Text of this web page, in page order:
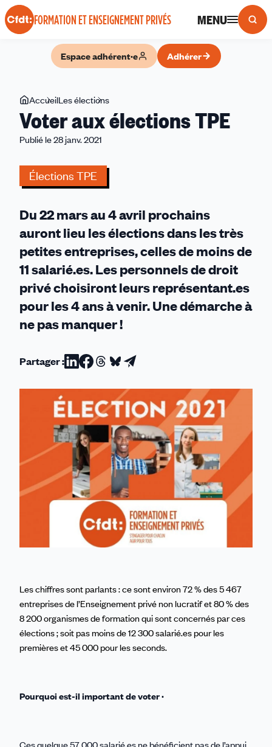
Panneau de gestion des cookies
FORMATION ET ENSEIGNEMENT PRIVÉS MENU
Espace adhérent·e Adhérer
Vous
êtes
ici
AccueilLes élections
aux
Voter aux élections TPE
Publié le 28 janv. 2021
Élections TPE
Du 22 mars au 4 avril prochains
auront lieu les élections dans les très
petites entreprises, celles de moins de
11 salarié.es. Les personnels de droit
privé choisiront leurs représentant.es
pour les 4 ans à venir. Une démarche à
ne pas manquer !
Partager :Partager
sur
Linkedin
Partager
sur
Facebook
Partager
sur
Threads
Partager
sur
Bluesky
Partager
par
email
Les chiffres sont parlants : ce sont environ 72 % des 5 467
entreprises de l’Enseignement privé non lucratif et 80 % des
8 200 organismes de formation qui sont concernés par ces
élections ; soit pas moins de 12 300 salarié.es pour les
premières et 45 000 pour les seconds.
Pourquoi est-il important de voter ·
Ces quelque 57 000 salarié.es ne bénéficient pas de l’appui